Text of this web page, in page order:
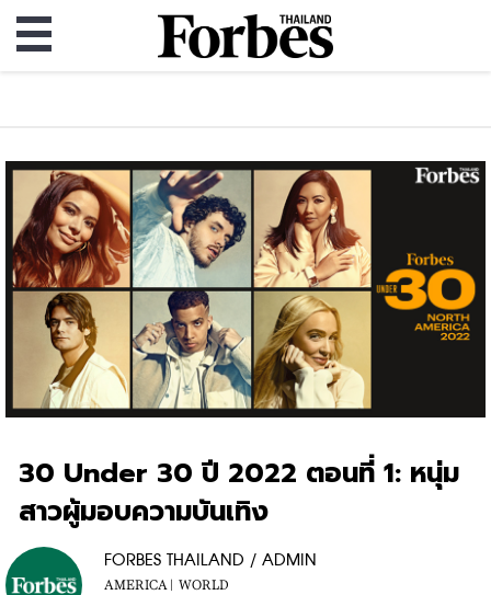
30 Under 30 ปี 2022 ตอนที่ 1: หนุ่ม
สาวผู้มอบความบันเทิง
FORBES THAILAND / ADMIN
AMERICA | WORLD